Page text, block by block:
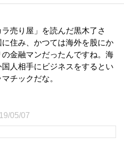
売り屋」を読んだ黒木了さ
住み、かつては海外を股にか
金融マンだったんですね。海
人相手にビジネスをするとい
チックだな。
05/07